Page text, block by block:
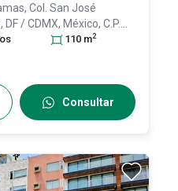
Col. San José
, DF / CDMX, México, C.P.
s 110 m2
Consultar